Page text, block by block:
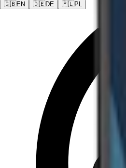
🇬🇧EN 🇩🇪DE 🇵🇱PL